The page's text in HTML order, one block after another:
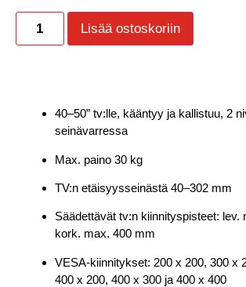
Lisää ostoskoriin
40–50” tv:lle, kääntyy ja kallistuu, 2
seinävarressa
Max. paino 30 kg
TV:n etäisyysseinästä 40–302 mm
Säädettävät tv:n kiinnityspisteet: lev.
kork. max. 400 mm
VESA-kiinnitykset: 200 x 200, 300 x
400 x 200, 400 x 300 ja 400 x 400